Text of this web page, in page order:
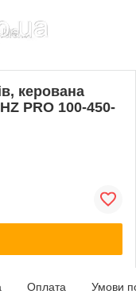
керована
PRO 100-450-
Оплата Умови